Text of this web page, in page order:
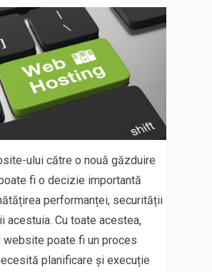
ului către o nouă găzduire
fi o decizie importantă
performanței, securității
acestuia. Cu toate acestea,
website poate fi un proces
planificare și execuție